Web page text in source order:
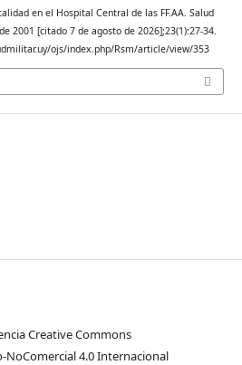
en el Hospital Central de las FF.AA. Salud
2001 [citado 7 de agosto de 2026];23(1):27-34.
ojs/index.php/Rsm/article/view/353
Creative Commons
4.0 Internacional